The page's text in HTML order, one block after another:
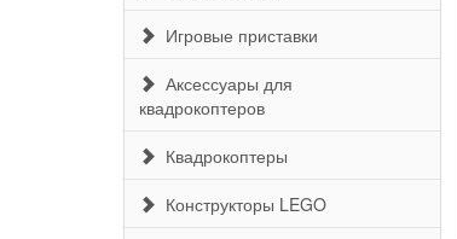
Игровые приставки
Аксессуары для
квадрокоптеров
Квадрокоптеры
Конструкторы LEGO